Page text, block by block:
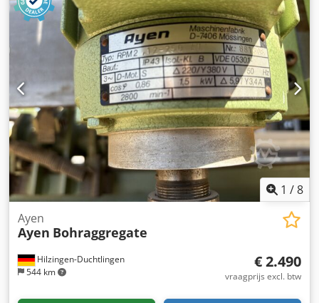
1 /8
Hilzingen-Duchtlingen
544 km
Ayen
Ayen Bohraggregate
€ 2.490
vraagprijs excl. btw